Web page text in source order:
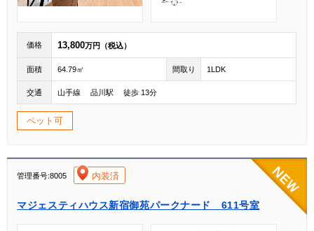
価格 13,800万円（税込）
面積 64.79㎡ 間取り 1LDK
交通 山手線 品川駅 徒歩 13分
ペット可
管理番号:8005 内装済
マジェスティハウス新宿御苑パークナード 611号室
[004]